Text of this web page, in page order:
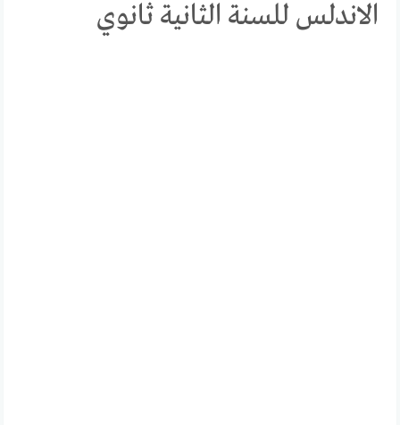
الاندلس للسنة الثانية ثانوي